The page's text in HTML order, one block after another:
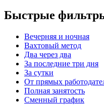
Быстрые
Вечерняя и ночная
Вахтовый метод
Два через два
За последние три дня
За сутки
От прямых
Полная занятость
Сменный график